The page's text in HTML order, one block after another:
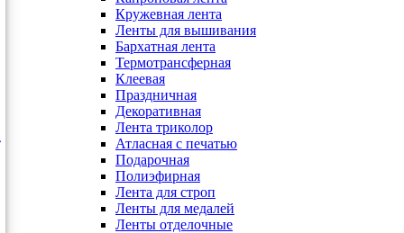
Кружевная лента
Ленты для вышивания
Бархатная лента
Термотрансферная
Клеевая
Праздничная
Декоративная
Лента триколор
Атласная с печатью
Подарочная
Полиэфирная
Лента для строп
Ленты для медалей
Ленты отделочные